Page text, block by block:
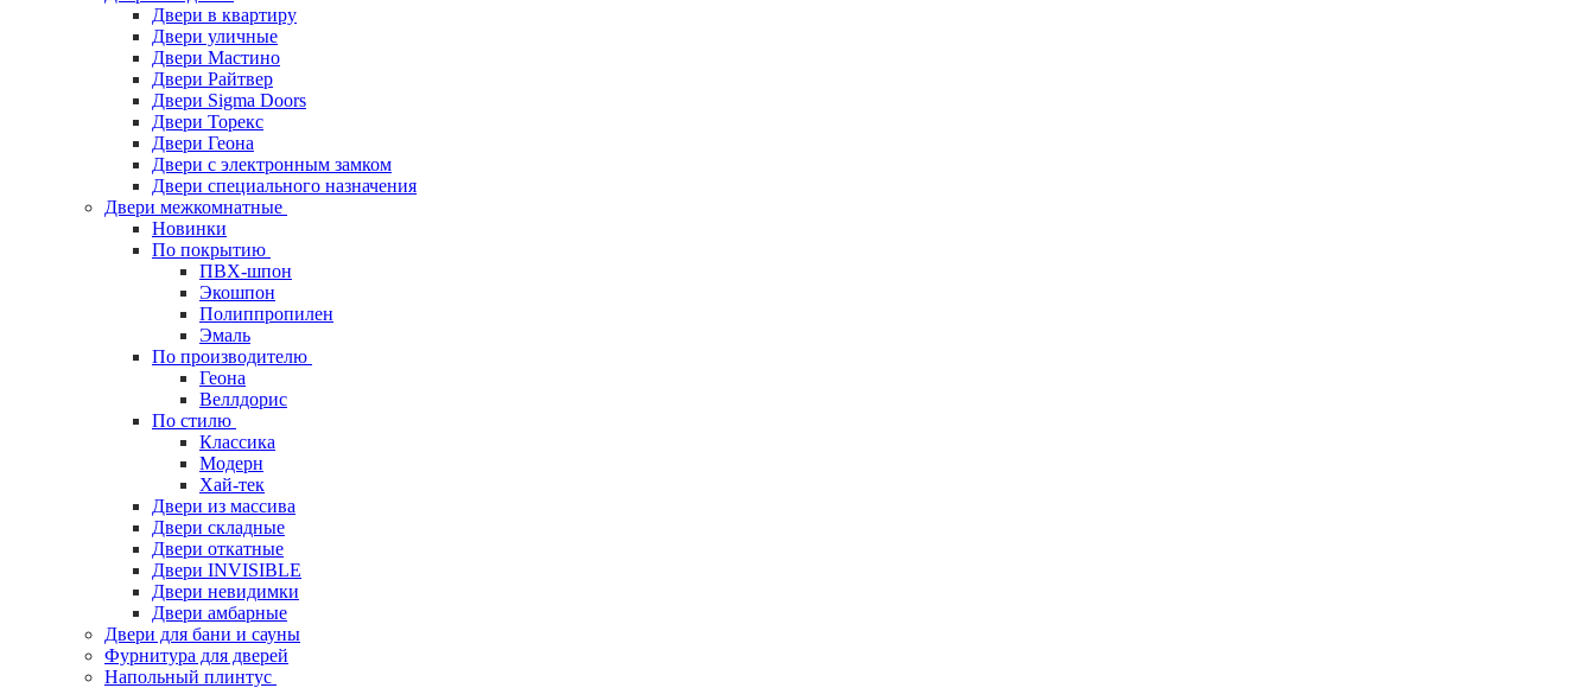
Двери в квартиру
Двери уличные
Двери Мастино
Двери Райтвер
Двери Sigma Doors
Двери Торекс
Двери Геона
Двери с электронным замком
Двери специального назначения
Двери межкомнатные
Новинки
По покрытию
ПВХ-шпон
Экошпон
Полиппропилен
Эмаль
По производителю
Геона
Веллдорис
По стилю
Классика
Модерн
Хай-тек
Двери из массива
Двери складные
Двери откатные
Двери INVISIBLE
Двери невидимки
Двери амбарные
Двери для бани и сауны
Фурнитура для дверей
Напольный плинтус